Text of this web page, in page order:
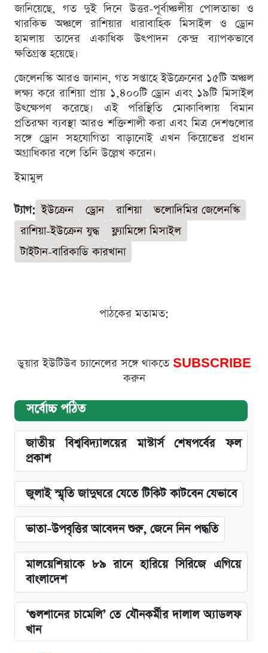
জানিয়েছে, গত দুই দিনে উত্তর-পূর্বাঞ্চলীয় পোলতাভা ও
খারকিভ অঞ্চলে রাশিয়ার ধারাবাহিক মিসাইল ও ড্রোন
হামলায় তাদের একাধিক উৎপাদন কেন্দ্র ব্যাপকভাবে
ক্ষতিগ্রস্ত হয়েছে।
জেলেনস্কি আরও জানান, গত সপ্তাহে ইউক্রেনের ১৫টি অঞ্চল
লক্ষ্য করে রাশিয়া প্রায় ১,৪০০টি ড্রোন এবং ১৯টি মিসাইল
উৎক্ষেপণ করেছে। এই পরিস্থিতি মোকাবিলায় বিমান
প্রতিরক্ষা ব্যবস্থা আরও শক্তিশালী করা এবং মিত্র দেশগুলোর
সঙ্গে ড্রোন সহযোগিতা বাড়ানোই এখন কিয়েভের প্রধান
অগ্রাধিকার বলে তিনি উল্লেখ করেন।
ইমামুল
ট্যাগ: ইউক্রেন ড্রোন রাশিয়া
ভলোদিমির জেলেনস্কি
রাশিয়া-ইউক্রেন যুদ্ধ
ফ্ল্যামিঙ্গো মিসাইল
টাইটান-বারিকাডি কারখানা
পাঠকের মতামত:
ডুয়ার ইউটিউব চ্যানেলের সঙ্গে থাকতে SUBSCRIBE
করুন
সর্বোচ্চ পঠিত
জাতীয় বিশ্ববিদ্যালয়ের মাস্টার্স শেষপর্বের ফল
প্রকাশ
জুলাই স্মৃতি জাদুঘরে যেতে টিকিট কাটবেন যেভাবে
ভাতা-উপবৃত্তির আবেদন শুরু, জেনে নিন পদ্ধতি
মালয়েশিয়াকে ৮৯ রানে হারিয়ে সিরিজে এগিয়ে
বাংলাদেশ
‘গুলশানের চামেলি’ তে যৌনকর্মীর দালাল অ্যাডলফ
খান